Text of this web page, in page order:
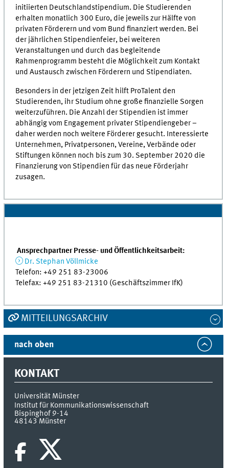
initiierten Deutschlandstipendium. Die Studierenden
erhalten monatlich 300 Euro, die jeweils zur Hälfte von
privaten Förderern und vom Bund finanziert werden. Bei
der jährlichen Stipendienfeier, bei weiteren
Veranstaltungen und durch das begleitende
Rahmenprogramm besteht die Möglichkeit zum Kontakt
und Austausch zwischen Förderern und Stipendiaten.
Besonders in der jetzigen Zeit hilft ProTalent den
Studierenden, ihr Studium ohne große finanzielle Sorgen
weiterzuführen. Die Anzahl der Stipendien ist immer
abhängig vom Engagement privater Stipendiengeber –
daher werden noch weitere Förderer gesucht. Interessierte
Unternehmen, Privatpersonen, Vereine, Verbände oder
Stiftungen können noch bis zum 30. September 2020 die
Finanzierung von Stipendien für das neue Förderjahr
zusagen.
Ansprechpartner Presse- und Öffentlichkeitsarbeit:
Dr. Stephan Völlmicke
Telefon: +49 251 83-23006
Telefax: +49 251 83-21310 (Geschäftszimmer IfK)
MITTEILUNGSARCHIV
nach oben
KONTAKT
Universität Münster
Institut für Kommunikationswissenschaft
Bispinghof 9-14
48143 Münster